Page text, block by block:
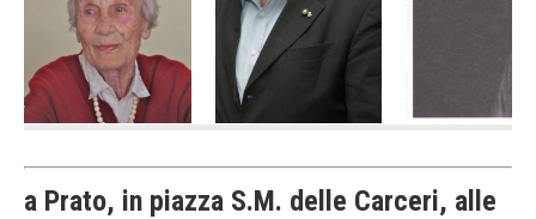
a Prato, in piazza S.M. delle Carceri, alle